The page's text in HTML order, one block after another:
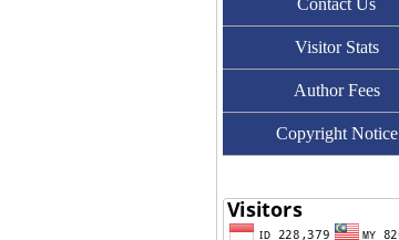
Contact Us
Visitor Stats
Author Fees
Copyright Notice